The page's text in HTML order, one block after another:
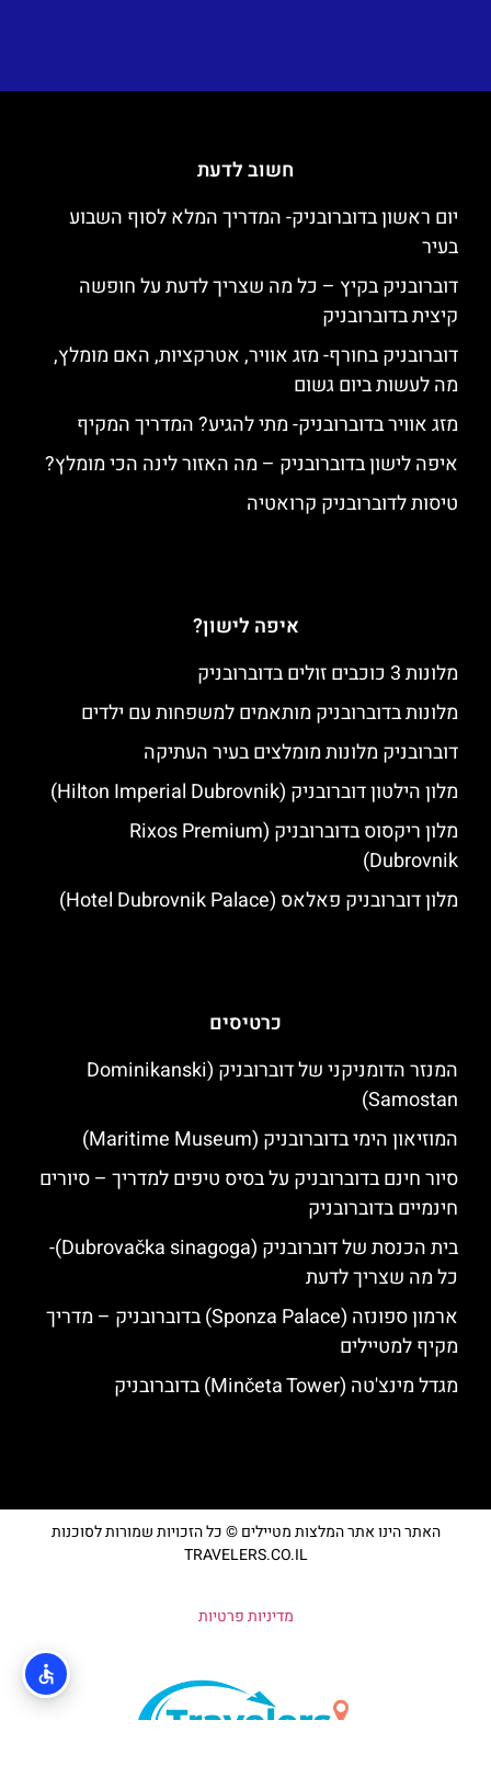
חשוב לדעת
יום ראשון בדוברובניק- המדריך המלא לסוף השבוע
בעיר
דוברובניק בקיץ – כל מה שצריך לדעת על חופשה
קיצית בדוברובניק
דוברובניק בחורף- מזג אוויר, אטרקציות, האם מומלץ,
מה לעשות ביום גשום
מזג אוויר בדוברובניק- מתי להגיע? המדריך המקיף
איפה לישון בדוברובניק – מה האזור לינה הכי מומלץ?
טיסות לדוברובניק קרואטיה
איפה לישון?
מלונות 3 כוכבים זולים בדוברובניק
מלונות בדוברובניק מותאמים למשפחות עם ילדים
דוברובניק מלונות מומלצים בעיר העתיקה
מלון הילטון דוברובניק (Hilton Imperial Dubrovnik)
מלון ריקסוס בדוברובניק (Rixos Premium
Dubrovnik)
מלון דוברובניק פאלאס (Hotel Dubrovnik Palace)
כרטיסים
המנזר הדומניקני של דוברובניק (Dominikanski
Samostan)
המוזיאון הימי בדוברובניק (Maritime Museum)
סיור חינם בדוברובניק על בסיס טיפים למדריך – סיורים
חינמיים בדוברובניק
בית הכנסת של דוברובניק (Dubrovačka sinagoga)-
כל מה שצריך לדעת
ארמון ספונזה (Sponza Palace) בדוברובניק – מדריך
מקיף למטיילים
מגדל מינצ'טה (Minčeta Tower) בדוברובניק
האתר הינו אתר המלצות מטיילים © כל הזכויות שמורות לסוכנות
TRAVELERS.CO.IL
מדיניות פרטיות